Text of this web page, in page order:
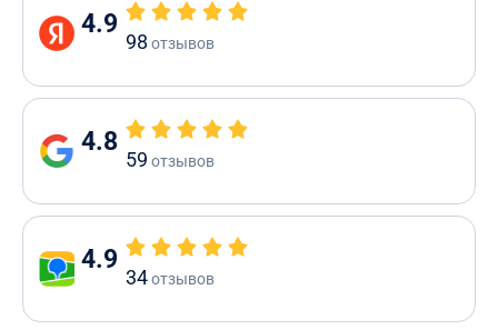
4.9
98 отзывов
4.8
59 отзывов
4.9
34отзывов